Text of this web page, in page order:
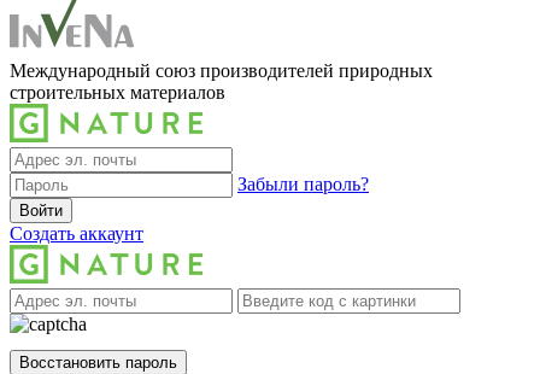
Международный союз производителей природных
строительных материалов
Забыли пароль?
Войти
Создать аккаунт
Восстановить пароль